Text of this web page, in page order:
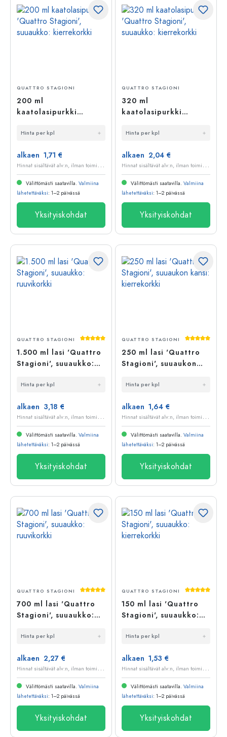
QUATTRO STAGIONI
200 ml
kaatolasipurkki
suuaukko:
Hinta per kpl
alkaen 1,71 €
H
innat sisältävät alv:n, ilman toimituskuluja
Välittömästi saatavilla. Valmiina
lähetettäväksi: 1–2 päivässä
Yksityiskohdat
QUATTRO STAGIONI
320 ml
kaatolasipurkki
suuaukko:
Hinta per kpl
alkaen 2,04 €
H
innat sisältävät alv:n, ilman toimituskuluja
Välittömästi saatavilla. Valmiina
lähetettäväksi: 1–2 päivässä
Yksityiskohdat
Keskimääräinen arvosana 5 5 tähdestä
QUATTRO STAGIONI
1.500 ml lasi 'Quattro
Stagioni', suuaukko:
Hinta per kpl
alkaen 3,18 €
H
innat sisältävät alv:n, ilman toimituskuluja
Välittömästi saatavilla. Valmiina
lähetettäväksi: 1–2 päivässä
Yksityiskohdat
QUATTRO STAGIONI
250 ml lasi 'Quattro
Stagioni', suuaukon
Hinta per kpl
alkaen 1,64 €
H
innat sisältävät alv:n, ilman toimituskuluja
Välittömästi saatavilla. Valmiina
lähetettäväksi: 1–2 päivässä
Yksityiskohdat
Keskimääräinen arvosana 5 5 tähdestä
QUATTRO STAGIONI
700 ml lasi 'Quattro
Stagioni', suuaukko:
Hinta per kpl
alkaen 2,27 €
H
innat sisältävät alv:n, ilman toimituskuluja
Välittömästi saatavilla. Valmiina
lähetettäväksi: 1–2 päivässä
Yksityiskohdat
QUATTRO STAGIONI
150 ml lasi 'Quattro
Stagioni', suuaukko:
Hinta per kpl
alkaen 1,53 €
H
innat sisältävät alv:n, ilman toimituskuluja
Välittömästi saatavilla. Valmiina
lähetettäväksi: 1–2 päivässä
Yksityiskohdat